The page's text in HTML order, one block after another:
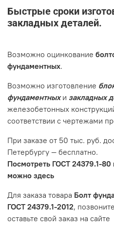
Быстрые сроки
закладных деталей.
Возможно оцинкование
фундаментных.
Возможно изготовление
фундаментныхи закладных
железобетонных
соответствии с чертежами
При заказе от 50 тыс. руб.
Петербургу — бесплатно.
Посмотреть ГОСТ 24379.1-
можно здесь
Для заказа товара Болт
ГОСТ 24379.1-2012,
оставьте свой заказ на сайте